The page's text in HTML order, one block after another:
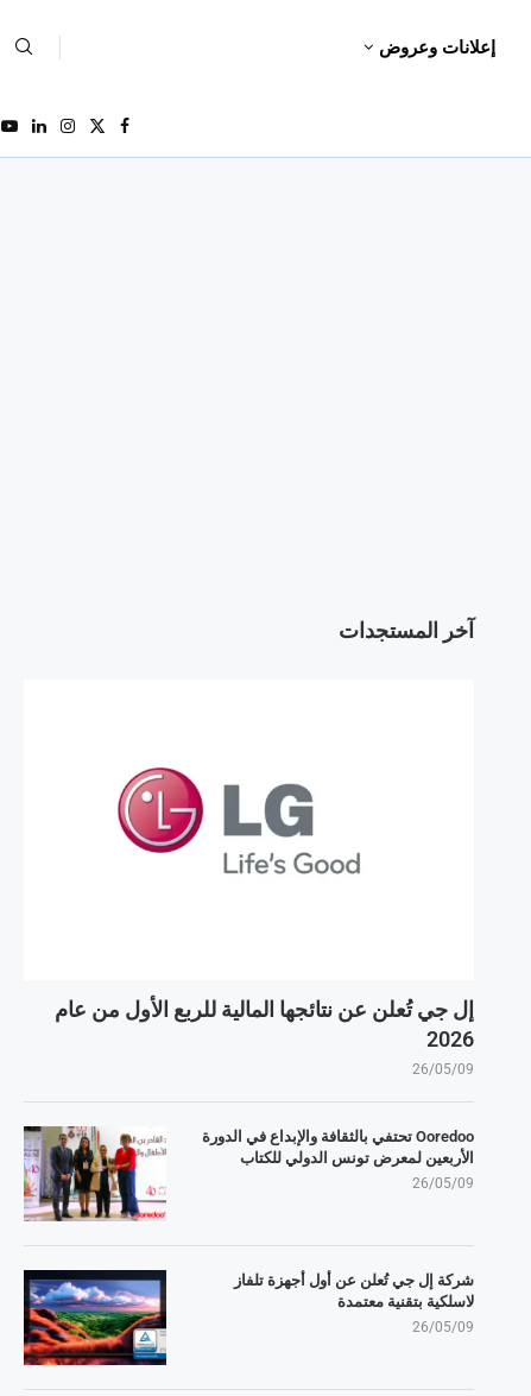
إعلانات وعروض
آخر المستجدات
إل جي تُعلن عن نتائجها المالية للربع الأول من عام
2026
26/05/09
Ooredoo تحتفي بالثقافة والإبداع في الدورة
الأربعين لمعرض تونس الدولي للكتاب
26/05/09
شركة إل جي تُعلن عن أول أجهزة تلفاز
لاسلكية بتقنية معتمدة
26/05/09